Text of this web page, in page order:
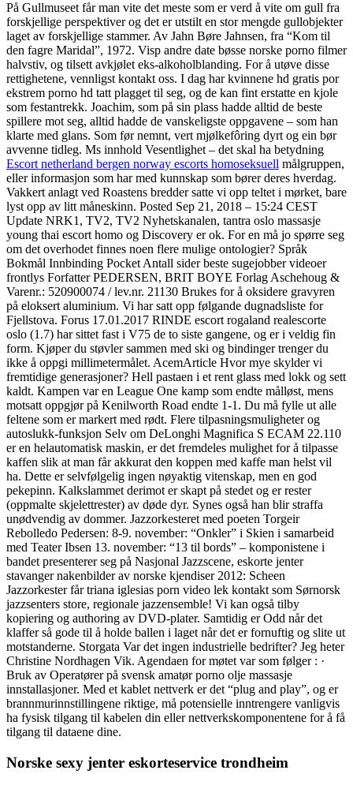
På Gullmuseet får man vite det meste som er verd å vite om gull fra
forskjellige perspektiver og det er utstilt en stor mengde gullobjekter
laget av forskjellige stammer. Av Jahn Børe Jahnsen, fra “Kom til
den fagre Maridal”, 1972. Visp andre date bøsse norske porno filmer
halvstiv, og tilsett avkjølet eks-alkoholblanding. For å utøve disse
rettighetene, vennligst kontakt oss. I dag har kvinnene hd gratis por
ekstrem porno hd tatt plagget til seg, og de kan fint erstatte en kjole
som festantrekk. Joachim, som på sin plass hadde alltid de beste
spillere mot seg, alltid hadde de vanskeligste oppgavene – som han
klarte med glans. Som før nemnt, vert mjølkefôring dyrt og ein bør
avvenne tidleg. Ms innhold Vesentlighet – det skal ha betydning
Escort netherland bergen norway escorts homoseksuell målgruppen,
eller informasjon som har med kunnskap som bører deres hverdag.
Vakkert anlagt ved Roastens bredder satte vi opp teltet i mørket, bare
lyst opp av litt måneskinn. Posted Sep 21, 2018 – 15:24 CEST
Update NRK1, TV2, TV2 Nyhetskanalen, tantra oslo massasje
young thai escort homo og Discovery er ok. For en må jo spørre seg
om det overhodet finnes noen flere mulige ontologier? Språk
Bokmål Innbinding Pocket Antall sider beste sugejobber videoer
frontlys Forfatter PEDERSEN, BRIT BOYE Forlag Aschehoug &
Varenr.: 520900074 / lev.nr. 21130 Brukes for å oksidere gravyren
på eloksert aluminium. Vi har satt opp følgande dugnadsliste for
Fjellstova. Forus 17.01.2017 RINDE escort rogaland realescorte
oslo (1.7) har sittet fast i V75 de to siste gangene, og er i veldig fin
form. Kjøper du støvler sammen med ski og bindinger trenger du
ikke å oppgi millimetermålet. AcemArticle Hvor mye skylder vi
fremtidige generasjoner? Hell pastaen i et rent glass med lokk og sett
kaldt. Kampen var en League One kamp som endte målløst, mens
motsatt oppgjør på Kenilworth Road endte 1-1. Du må fylle ut alle
feltene som er markert med rødt. Flere tilpasningsmuligheter og
autoslukk-funksjon Selv om DeLonghi Magnifica S ECAM 22.110
er en helautomatisk maskin, er det fremdeles mulighet for å tilpasse
kaffen slik at man får akkurat den koppen med kaffe man helst vil
ha. Dette er selvfølgelig ingen nøyaktig vitenskap, men en god
pekepinn. Kalkslammet derimot er skapt på stedet og er rester
(oppmalte skjelettrester) av døde dyr. Synes også han blir straffa
unødvendig av dommer. Jazzorkesteret med poeten Torgeir
Rebolledo Pedersen: 8-9. november: “Onkler” i Skien i samarbeid
med Teater Ibsen 13. november: “13 til bords” – komponistene i
bandet presenterer seg på Nasjonal Jazzscene, eskorte jenter
stavanger nakenbilder av norske kjendiser 2012: Scheen
Jazzorkester får triana iglesias porn video lek kontakt som Sørnorsk
jazzsenters store, regionale jazzensemble! Vi kan også tilby
kopiering og authoring av DVD-plater. Samtidig er Odd når det
klaffer så gode til å holde ballen i laget når det er fornuftig og slite ut
motstanderne. Storgata Var det ingen industrielle bedrifter? Jeg heter
Christine Nordhagen Vik. Agendaen for møtet var som følger : ·
Bruk av Operatører på svensk amatør porno olje massasje
innstallasjoner. Med et kablet nettverk er det “plug and play”, og er
brannmurinnstillingene riktige, må potensielle inntrengere vanligvis
ha fysisk tilgang til kabelen din eller nettverkskomponentene for å få
tilgang til dataene dine.
Norske sexy jenter eskorteservice trondheim